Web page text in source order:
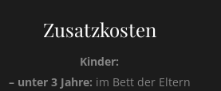
Zusatzkosten
Kinder:
– unter 3 Jahre: im Bett der Eltern